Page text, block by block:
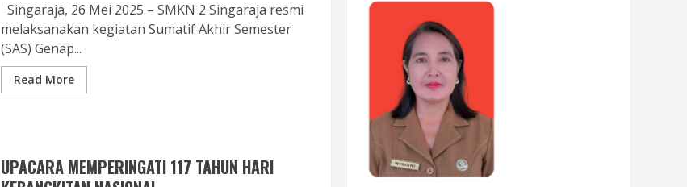
Singaraja, 26 Mei 2025 – SMKN 2 Singaraja resmi
melaksanakan kegiatan Sumatif Akhir Semester
(SAS) Genap...
Read More
UPACARA MEMPERINGATI 117 TAHUN HARI